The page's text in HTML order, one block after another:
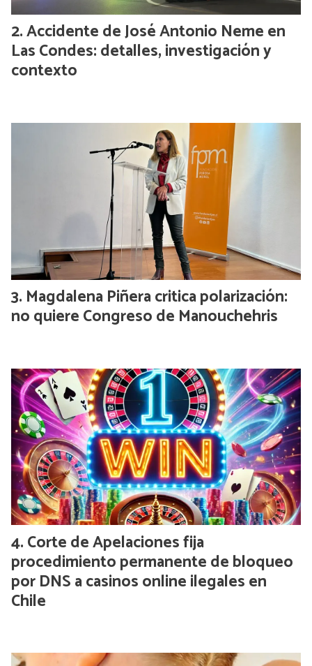
Accidente de José Antonio Neme en
Las Condes: detalles, investigación y
contexto
Magdalena Piñera critica polarización:
no quiere Congreso de Manouchehris
Corte de Apelaciones fija
procedimiento permanente de bloqueo
por DNS a casinos online ilegales en
Chile